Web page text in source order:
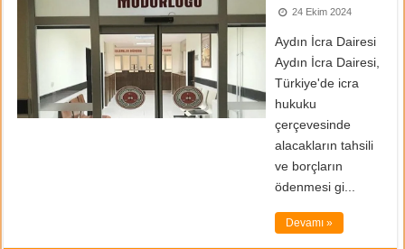
24 Ekim 2024
Aydın İcra Dairesi
Aydın İcra Dairesi,
Türkiye'de icra
hukuku
çerçevesinde
alacakların tahsili
ve borçların
ödenmesi gi...
Devamı »